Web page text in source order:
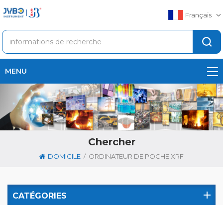
Français
MENU
Chercher
DOMICILE / ORDINATEUR DE POCHE XRF
CATÉGORIES